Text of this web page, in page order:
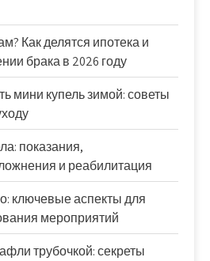
Как делятся ипотека и
брака в 2026 году
мини купель зимой: советы
показания,
и реабилитация
ключевые аспекты для
мероприятий
трубочкой: секреты